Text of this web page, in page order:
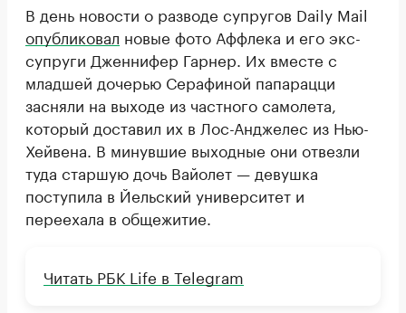
В день новости о разводе супругов Daily Mail
опубликовал новые фото Аффлека и его экс-
супруги Дженнифер Гарнер. Их вместе с
младшей дочерью Серафиной папарацци
засняли на выходе из частного самолета,
который доставил их в Лос-Анджелес из Нью-
Хейвена. В минувшие выходные они отвезли
туда старшую дочь Вайолет — девушка
поступила в Йельский университет и
переехала в общежитие.
Читать РБК Life в Telegram